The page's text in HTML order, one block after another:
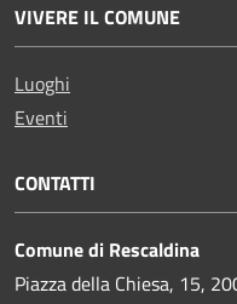
VIVERE IL COMUNE
Luoghi
Eventi
CONTATTI
Comune di Rescaldina
Piazza della Chiesa, 15,